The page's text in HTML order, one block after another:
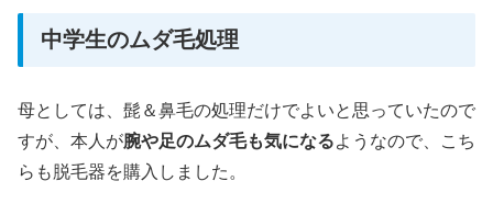
中学生のムダ毛処理
母としては、髭＆鼻毛の処理だけでよいと思っていたので
すが、本人が腕や足のムダ毛も気になるようなので、こち
らも脱毛器を購入しました。